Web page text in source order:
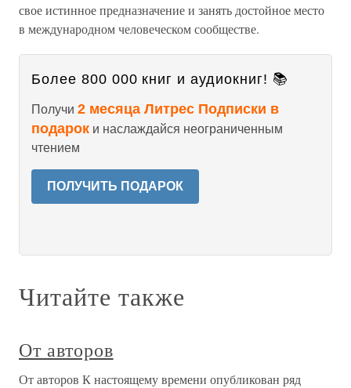
свое истинное предназначение и занять достойное место
в международном человеческом сообществе.
Более 800 000 книг и аудиокниг! 📚
Получи 2 месяца Литрес Подписки в
подарок и наслаждайся неограниченным
чтением
ПОЛУЧИТЬ ПОДАРОК
Читайте также
От авторов
От авторов К настоящему времени опубликован ряд